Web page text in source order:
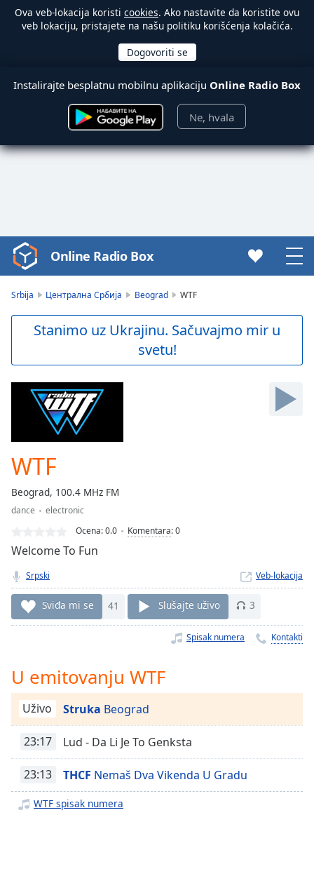
Ova veb-lokacija koristi cookies. Ako nastavite da koristite ovu
veb lokaciju, pristajete na našu politiku korišćenja kolačića.
Instalirajte besplatnu mobilnu aplikaciju Online Radio Box
Ne, hvala
Video
Player
Skip
Skip
Forward
Loaded:
0.00%
Type LIVE
live,
currently
behind
LIVE
Remaining
Playback
Rate
Chapters
descriptions
Online Radio Box
Srbija Централна Србија Beograd WTF
Stanimo uz Ukrajinu. Sačuvajmo mir u
svetu!
WTF
Beograd, 100.4 MHz FM
dance
electronic
Ocena:0.0 Komentara:0
Welcome To Fun
Srpski Veb-lokacija
Sviđa mi se 41 Slušajte uživo 3
Spisak numera Kontakti
U emitovanju WTF
Uživo Struka Beograd
23:17 Lud - Da Li Je To Genksta
23:13 THCF Nemaš Dva Vikenda U Gradu
WTF spisak numera